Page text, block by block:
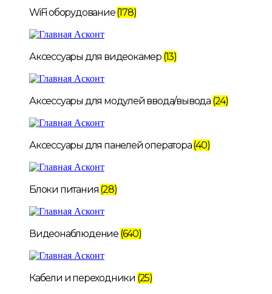
WiFi оборудование(178)
Аксессуары для видеокамер (13)
Аксессуары для модулей ввода/вывода (24)
Аксессуары для панелей оператора(40)
Блоки питания (28)
Видеонаблюдение (640)
Кабели и переходники (25)